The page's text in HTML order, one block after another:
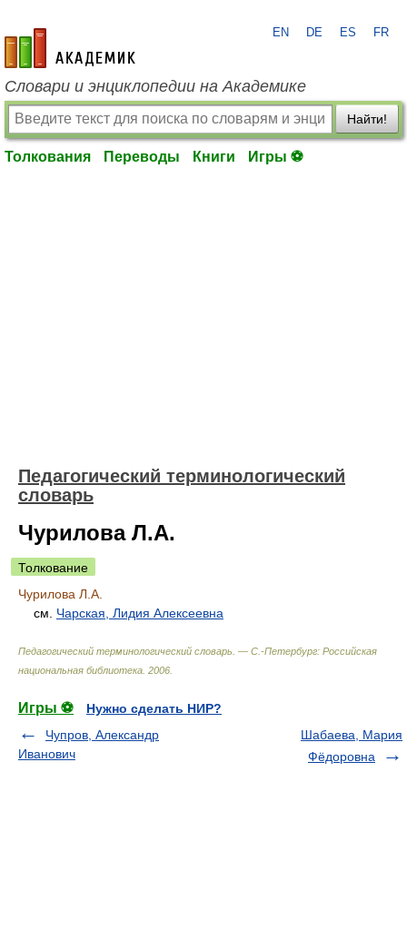
academic.ru
EN DE ES FR
Словари и энциклопедии на Академике
Найти!
Толкования Переводы Книги Игры ⚽
Педагогический терминологический
словарь
Чурилова Л.А.
Толкование
Чурилова Л.А.
см. Чарская, Лидия Алексеевна
Педагогический терминологический словарь. — С.-Петербург: Российская
национальная библиотека 2006
Игры ⚽
Нужно сделать НИР?
Чупров, Александр
Иванович
Шабаева, Мария
Фёдоровна